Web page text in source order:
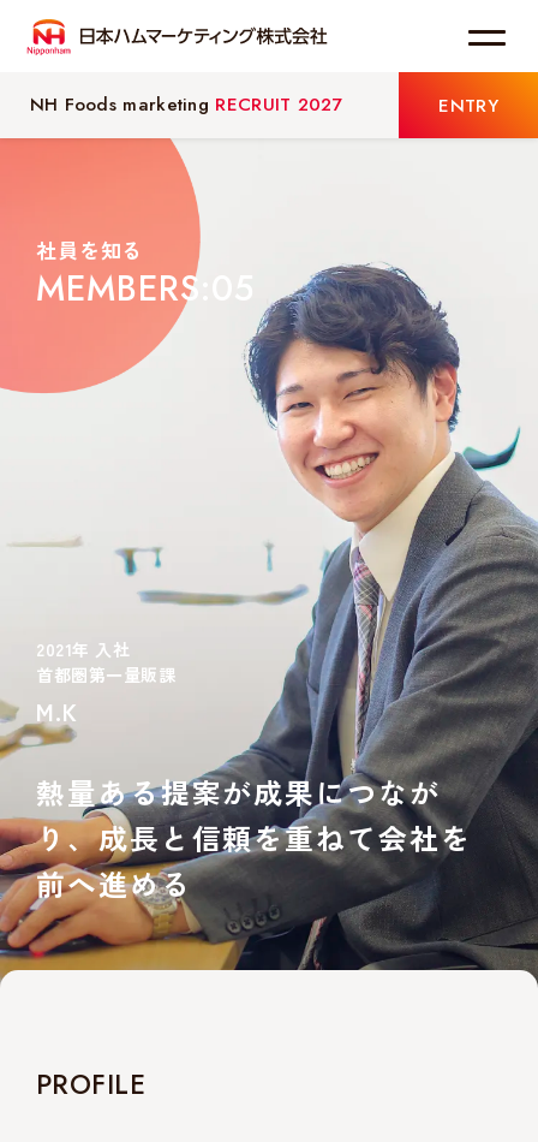
わたしたちについて
お知らせ
採用情報
メッセージ
働き方を知る
社員を知る
募集要項
NH Foods marketing RECRUIT 2027 ENTRY
社員を知る
MEMBERS:05
2021年 入社
首都圏第一量販課
M.K
熱量ある提案が成果につなが
り、成長と信頼を重ねて会社を
前へ進める
PROFILE